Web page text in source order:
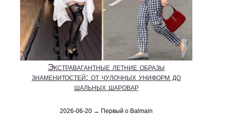
Экстравагантные летние образы
знаменитостей: от чулочных униформ до
шальных шаровар
2026-06-20 → Первый о Balmain